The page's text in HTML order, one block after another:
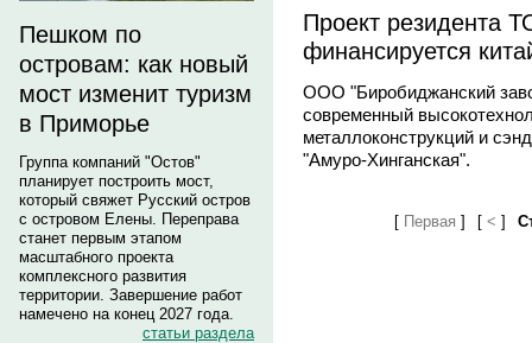
Пешком по
островам: как новый
мост изменит туризм
в Приморье
Группа компаний "Остов"
планирует построить мост,
который свяжет Русский остров
с островом Елены. Переправа
станет первым этапом
масштабного проекта
комплексного развития
территории. Завершение работ
намечено на конец 2027 года.
статьи раздела
Проект резидента
финансируется
ООО "Биробиджанский
современный
металлоконструкций и
"Амуро-Хинганская".
[Первая ] [< ]